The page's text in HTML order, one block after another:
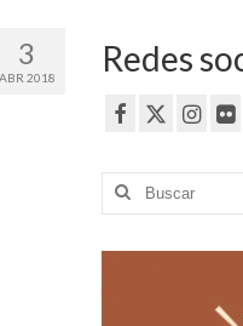
3
ABR 2018 Redes
Buscar